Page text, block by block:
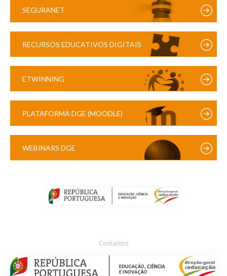
SEGURANET
RECURSOS EDUCATIVOS DIGITAIS
ETWINNING
PLATAFORMA DGE (MOODLE)
WEBINARS DGE
Contactos